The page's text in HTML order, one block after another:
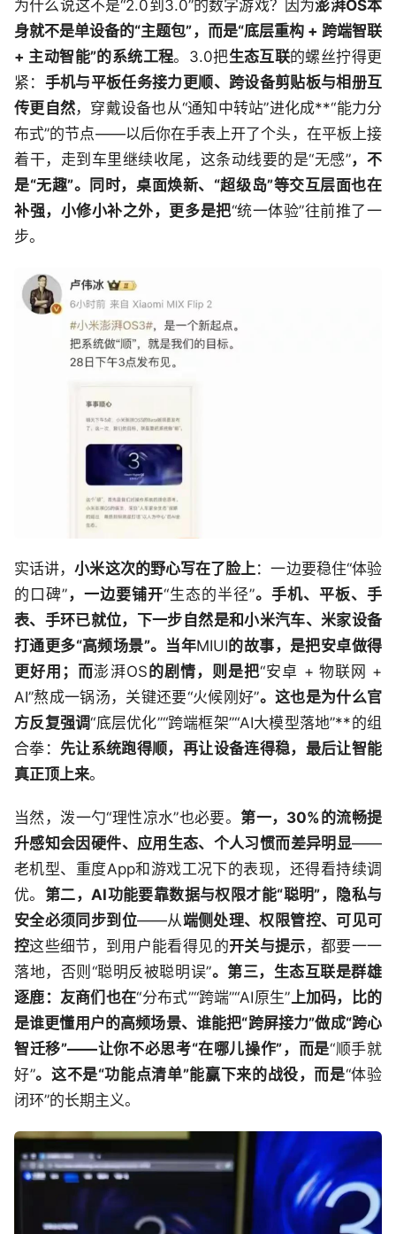
为什么说这不是“2.0到3.0”的数字游戏？因为澎湃OS本
身就不是单设备的“主题包”，而是“底层重构 + 跨端智联
+ 主动智能”的系统工程。3.0把生态互联的螺丝拧得更
紧： 手机与平板任务接力更顺、跨设备剪贴板与相册互
传更自然，穿戴设备也从“通知中转站”进化成**“能力分
布式”的节点——以后你在手表上开了个头，在平板上接
着干，走到车里继续收尾，这条动线要的是“无感”，不
是“无趣”。同时，桌面焕新、“超级岛”等交互层面也在
补强，小修小补之外，更多是把“统一体验”往前推了一
步。
实话讲，小米这次的野心写在了脸上 ：一边要稳住“体验
的口碑” ，一边要铺开“生态的半径”。手机、平板、手
表、手环已就位，下一步自然是和小米汽车、米家设备
打通更多“高频场景”。当年MIUI的故事，是把安卓做得
更好用；而澎湃OS的剧情，则是把“安卓 + 物联网 +
AI”熬成一锅汤，关键还要“火候刚好”。这也是为什么官
方反复强调“底层优化”“跨端框架”“AI大模型落地”**的组
合拳： 先让系统跑得顺，再让设备连得稳，最后让智能
真正顶上来。
当然，泼一勺“理性凉水”也必要。第一，30%的流畅提
升感知会因硬件、应用生态、个人习惯而差异明显——
老机型、重度App和游戏工况下的表现，还得看持续调
优。 第二，AI功能要靠数据与权限才能“聪明”，隐私与
安全必须同步到位——从端侧处理、权限管控、可见可
控这些细节，到用户能看得见的开关与提示 ，都要一一
落地，否则“聪明反被聪明误”。第三，生态互联是群雄
逐鹿：友商们也在“分布式”“跨端”“AI原生” 上加码，比的
是谁更懂用户的高频场景、谁能把“跨屏接力”做成“跨心
智迁移”——让你不必思考“在哪儿操作”，而是“顺手就
好”。这不是“功能点清单”能赢下来的战役，而是“体验
闭环”的长期主义。